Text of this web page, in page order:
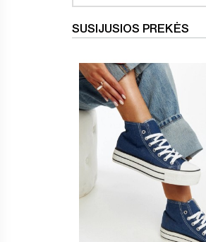
SUSIJUSIOS PREKĖS